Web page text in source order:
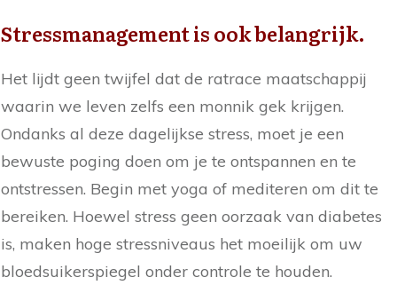
Stressmanagement is ook belangrijk.
Het lijdt geen twijfel dat de ratrace maatschappij
waarin we leven zelfs een monnik gek krijgen.
Ondanks al deze dagelijkse stress, moet je een
bewuste poging doen om je te ontspannen en te
ontstressen. Begin met yoga of mediteren om dit te
bereiken. Hoewel stress geen oorzaak van diabetes
is, maken hoge stressniveaus het moeilijk om uw
bloedsuikerspiegel onder controle te houden.